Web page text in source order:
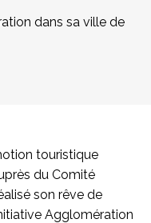
dans sa ville de
touristique
du Comité
son rêve de
Agglomération